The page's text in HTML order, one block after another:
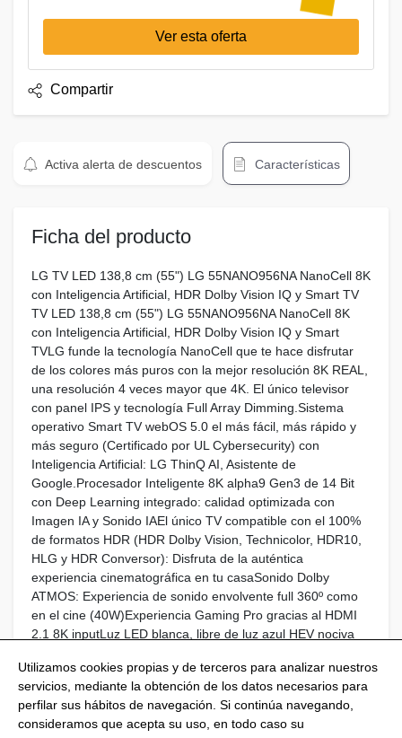
Ver esta oferta
Compartir
Activa alerta de descuentos Características
Ficha del producto
LG TV LED 138,8 cm (55") LG 55NANO956NA NanoCell 8K
con Inteligencia Artificial, HDR Dolby Vision IQ y Smart TV
TV LED 138,8 cm (55") LG 55NANO956NA NanoCell 8K
con Inteligencia Artificial, HDR Dolby Vision IQ y Smart
TVLG funde la tecnología NanoCell que te hace disfrutar
de los colores más puros con la mejor resolución 8K REAL,
una resolución 4 veces mayor que 4K. El único televisor
con panel IPS y tecnología Full Array Dimming.Sistema
operativo Smart TV webOS 5.0 el más fácil, más rápido y
más seguro (Certificado por UL Cybersecurity) con
Inteligencia Artificial: LG ThinQ AI, Asistente de
Google.Procesador Inteligente 8K alpha9 Gen3 de 14 Bit
con Deep Learning integrado: calidad optimizada con
Imagen IA y Sonido IAEl único TV compatible con el 100%
de formatos HDR (HDR Dolby Vision, Technicolor, HDR10,
HLG y HDR Conversor): Disfruta de la auténtica
experiencia cinematográfica en tu casaSonido Dolby
ATMOS: Experiencia de sonido envolvente full 360º como
en el cine (40W)Experiencia Gaming Pro gracias al HDMI
2.1 8K inputLuz LED blanca, libre de luz azul HEV nociva
Utilizamos cookies propias y de terceros para analizar nuestros
servicios, mediante la obtención de los datos necesarios para
perfilar sus hábitos de navegación. Si continúa navegando,
consideramos que acepta su uso, en todo caso su